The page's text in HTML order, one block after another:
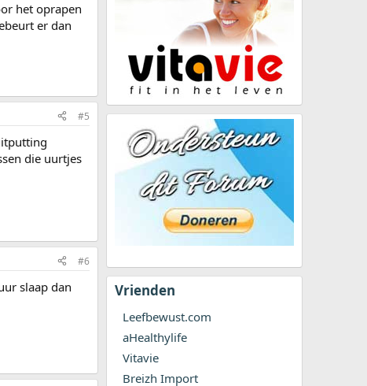
het oprapen
er dan
#5
die uurtjes
#6
slaap dan
Vrienden
Leefbewust.com
aHealthylife
Vitavie
Breizh Import